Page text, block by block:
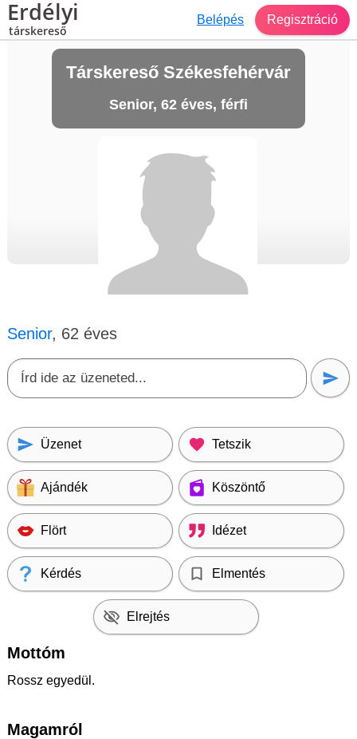
Erdélyi
társkereső
Belépés Regisztráció
Társkereső Székesfehérvár
Senior, 62 éves, férfi
Senior, 62 éves
Üzenet Tetszik
Ajándék Köszöntő
Flört Idézet
Kérdés Elmentés
Elrejtés
Mottóm
Rossz egyedül.
Magamról